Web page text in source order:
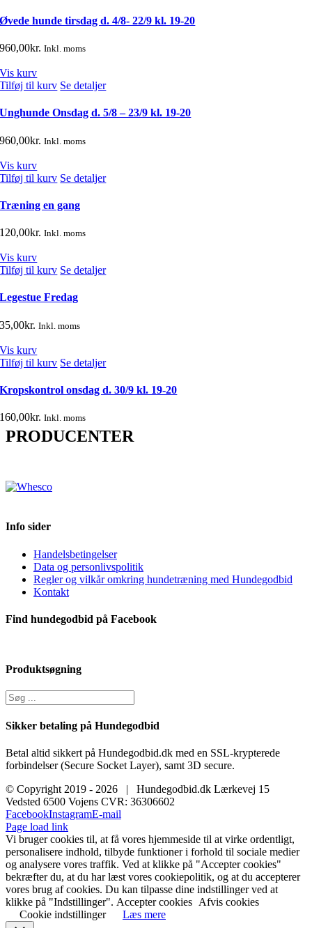
Øvede hunde tirsdag d. 4/8- 22/9 kl. 19-20
960,00kr. Inkl. moms
Vis kurv
Tilføj til kurv Se detaljer
Unghunde Onsdag d. 5/8 – 23/9 kl. 19-20
960,00kr. Inkl. moms
Vis kurv
Tilføj til kurv Se detaljer
Træning en gang
120,00kr. Inkl. moms
Vis kurv
Tilføj til kurv Se detaljer
Legestue Fredag
35,00kr. Inkl. moms
Vis kurv
Tilføj til kurv Se detaljer
Kropskontrol onsdag d. 30/9 kl. 19-20
160,00kr. Inkl. moms
PRODUCENTER
Info sider
Handelsbetingelser
Data og personlivspolitik
Regler og vilkår omkring hundetræning med Hundegodbid
Kontakt
Find hundegodbid på Facebook
Produktsøgning
Sikker betaling på Hundegodbid
Betal altid sikkert på Hundegodbid.dk med en SSL-krypterede
forbindelser (Secure Socket Layer), samt 3D secure.
© Copyright 2019 - 2026 | Hundegodbid.dk Lærkevej 15
Vedsted 6500 Vojens CVR: 36306602
FacebookInstagramE-mail
Page load link
Vi bruger cookies til, at få vores hjemmeside til at virke ordentligt,
personalisere indhold, tilbyde funktioner i forhold til sociale medier
og analysere vores traffik. Ved at klikke på "Accepter cookies"
bekræfter du, at du har læst vores cookiepolitik, og at du accepterer
vores brug af cookies. Du kan tilpasse dine indstillinger ved at
klikke på "Indstillinger". Accepter cookies Afvis cookies
Cookie indstillinger
Læs mere